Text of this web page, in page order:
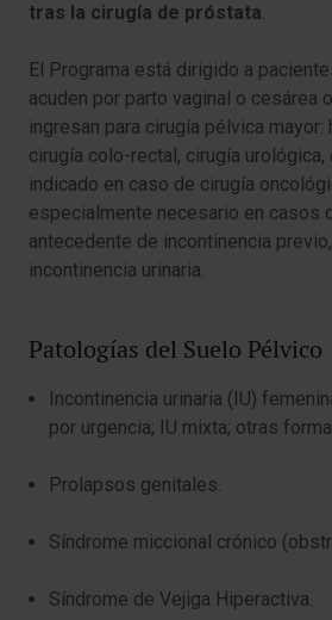
tras la cirugía de próstata.
El Programa está dirigido a
acuden por parto vaginal o cesárea
ingresan para cirugía pélvica
cirugía colo-rectal, cirugía
indicado en caso de cirugía
especialmente necesario en casos
antecedente de incontinencia
incontinencia urinaria.
Patologías del Suelo Pélvico
Incontinencia urinaria (IU)
por urgencia; IU mixta; otras
Prolapsos genitales.
Síndrome miccional crónico
Síndrome de Vejiga Hiperactiva.